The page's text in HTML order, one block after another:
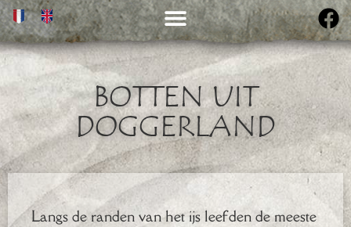
BOTTEN UIT
DOGGERLAND
Langs de randen van het ijs leefden de meeste